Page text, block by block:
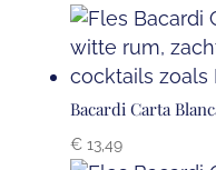
Bacardi Carta
€13,49